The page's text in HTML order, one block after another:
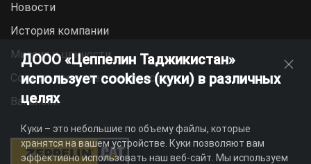
Новости
История компании
Миссия и ценности
Социальная ответственность
Вакансии
ДООО «Цеппелин Таджикистан»
использует cookies (куки) в различных
целях
Куки – это небольшие по объему файлы, которые
хранятся на вашем устройстве. Куки позволяют вам
эффективно использовать наш веб-сайт. Мы используем